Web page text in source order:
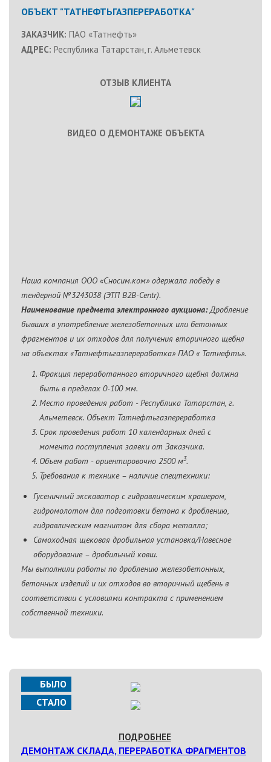
ОБЪЕКТ "ТАТНЕФТЬГАЗПЕРЕРАБОТКА"
ЗАКАЗЧИК: ПАО «Татнефть»
АДРЕС: Республика Татарстан, г. Альметевск
ОТЗЫВ КЛИЕНТА
ВИДЕО О ДЕМОНТАЖЕ ОБЪЕКТА
Наша компания ООО «Сносим.ком» одержала победу в
тендерной №3243038 (ЭТП В2В-Centr).
Наименование предмета электронного аукциона:Дробление
бывших в употребление железобетонных или бетонных
фрагментов и их отходов для получения вторичного щебня
на объектах «Татнефтьгазпереработка» ПАО « Татнефть».
Фракция переработанного вторичного щебня должна
быть в пределах 0-100 мм.
Место проведения работ - Республика Татарстан, г.
Альметевск. Объект Татнефтьгазпереработка
Срок проведения работ 10 календарных дней с
момента поступления заявки от Заказчика.
Объем работ - ориентировочно 2500 м3.
Требования к технике – наличие спецтехники:
Гусеничный экскаватор с гидравлическим крашером,
гидромолотом для подготовки бетона к дроблению,
гидравлическим магнитом для сбора металла;
Самоходная щековая дробильная установка/Навесное
оборудование – дробильный ковш.
Мы выполнили работы по дроблению железобетонных,
бетонных изделий и их отходов во вторичный щебень в
соответствии с условиями контракта с применением
собственной техники.
БЫЛО
СТАЛО
ПОДРОБНЕЕ
ДЕМОНТАЖ СКЛАДА, ПЕРЕРАБОТКА ФРАГМЕНТОВ